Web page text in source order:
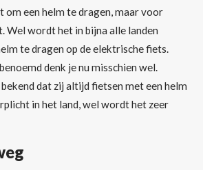
om een helm te dragen, maar voor
Wel wordt het in bijna alle landen
te dragen op de elektrische fiets.
denk je nu misschien wel.
dat zij altijd fietsen met een helm
in het land, wel wordt het zeer